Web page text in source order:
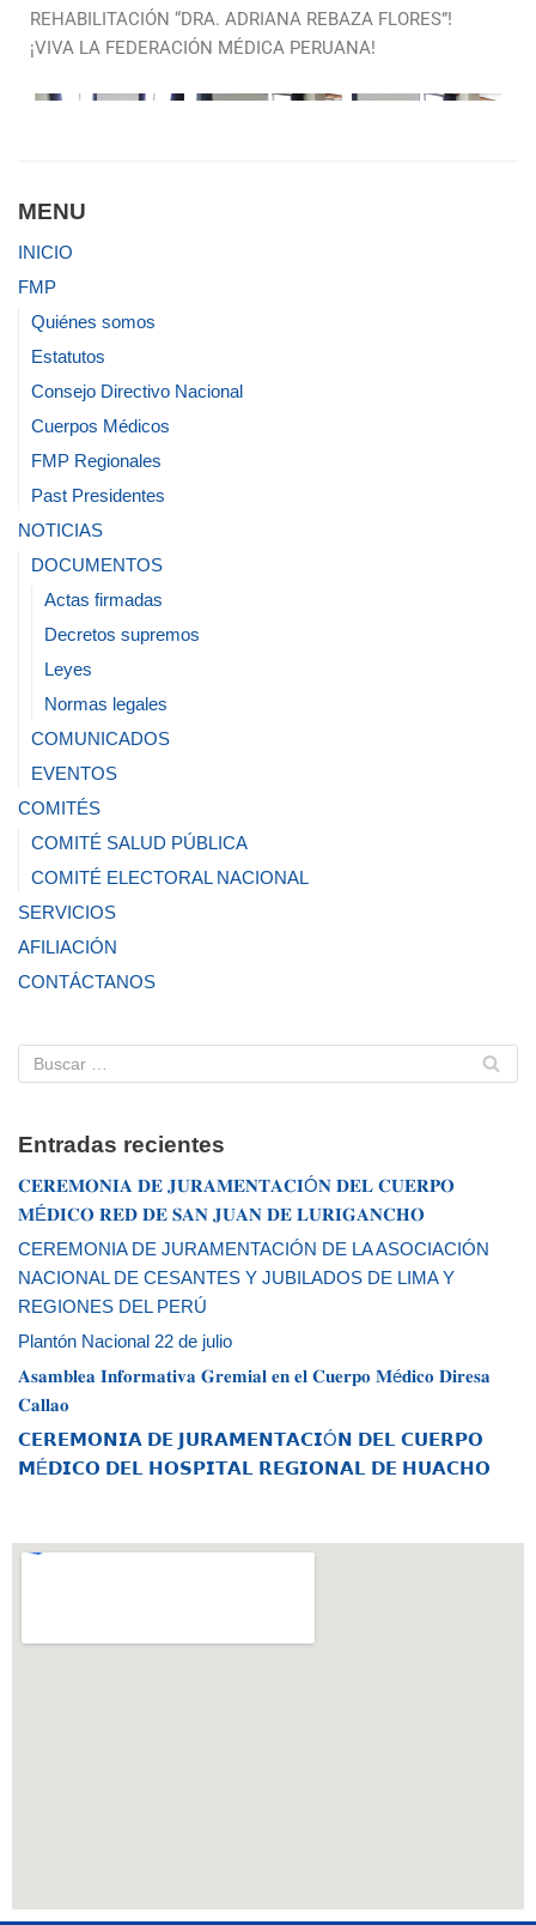
REHABILITACIÓN “DRA. ADRIANA REBAZA FLORES”!
¡VIVA LA FEDERACIÓN MÉDICA PERUANA!
MENU
INICIO
FMP
Quiénes somos
Estatutos
Consejo Directivo Nacional
Cuerpos Médicos
FMP Regionales
Past Presidentes
NOTICIAS
DOCUMENTOS
Actas firmadas
Decretos supremos
Leyes
Normas legales
COMUNICADOS
EVENTOS
COMITÉS
COMITÉ SALUD PÚBLICA
COMITÉ ELECTORAL NACIONAL
SERVICIOS
AFILIACIÓN
CONTÁCTANOS
Entradas recientes
𝐂𝐄𝐑𝐄𝐌𝐎𝐍𝐈𝐀 𝐃𝐄 𝐉𝐔𝐑𝐀𝐌𝐄𝐍𝐓𝐀𝐂𝐈Ó𝐍 𝐃𝐄𝐋 𝐂𝐔𝐄𝐑𝐏𝐎
𝐌É𝐃𝐈𝐂𝐎 𝐑𝐄𝐃 𝐃𝐄 𝐒𝐀𝐍 𝐉𝐔𝐀𝐍 𝐃𝐄 𝐋𝐔𝐑𝐈𝐆𝐀𝐍𝐂𝐇𝐎
CEREMONIA DE JURAMENTACIÓN DE LA ASOCIACIÓN
NACIONAL DE CESANTES Y JUBILADOS DE LIMA Y
REGIONES DEL PERÚ
Plantón Nacional 22 de julio
𝐀𝐬𝐚𝐦𝐛𝐥𝐞𝐚 𝐈𝐧𝐟𝐨𝐫𝐦𝐚𝐭𝐢𝐯𝐚 𝐆𝐫𝐞𝐦𝐢𝐚𝐥 𝐞𝐧 𝐞𝐥 𝐂𝐮𝐞𝐫𝐩𝐨 𝐌é𝐝𝐢𝐜𝐨 𝐃𝐢𝐫𝐞𝐬𝐚
𝐂𝐚𝐥𝐥𝐚𝐨
𝗖𝗘𝗥𝗘𝗠𝗢𝗡𝗜𝗔 𝗗𝗘 𝗝𝗨𝗥𝗔𝗠𝗘𝗡𝗧𝗔𝗖𝗜Ó𝗡 𝗗𝗘𝗟 𝗖𝗨𝗘𝗥𝗣𝗢
𝗠É𝗗𝗜𝗖𝗢 𝗗𝗘𝗟 𝗛𝗢𝗦𝗣𝗜𝗧𝗔𝗟 𝗥𝗘𝗚𝗜𝗢𝗡𝗔𝗟 𝗗𝗘 𝗛𝗨𝗔𝗖𝗛𝗢